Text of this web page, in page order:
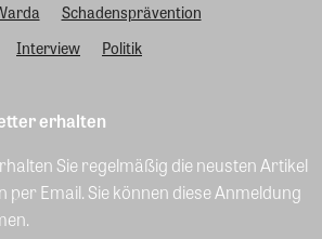
Schadensprävention
Interview
Politik
erhalten
Sie regelmäßig die neusten Artikel
Email. Sie können diese Anmeldung